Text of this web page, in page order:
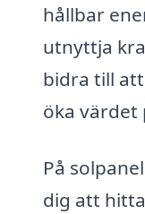
hållbar
utnyttja
bidra till
öka värdet
På
dig att